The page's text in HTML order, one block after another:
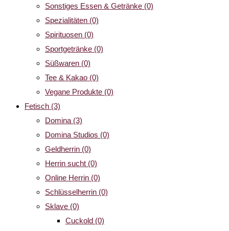
Sonstiges Essen & Getränke (0)
Spezialitäten (0)
Spirituosen (0)
Sportgetränke (0)
Süßwaren (0)
Tee & Kakao (0)
Vegane Produkte (0)
Fetisch (3)
Domina (3)
Domina Studios (0)
Geldherrin (0)
Herrin sucht (0)
Online Herrin (0)
Schlüsselherrin (0)
Sklave (0)
Cuckold (0)